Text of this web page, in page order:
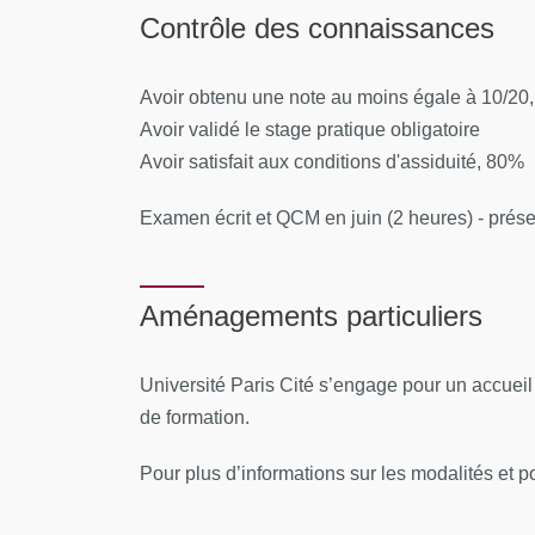
Analyser et interpréter les examens
cardiologie
Interpréter des images de coronarographie
Interpréter un compte rendu d’imagerie
Poser une voie veineuse centrale fémorale
Mettre en place et optimiser une ventilation
Réaliser une intubation orotrachéale en
Réaliser un massage cardiaque en cas d’arrêt
Diriger une réanimation cardiopulmonaire
CONTENUS PÉDAGOGIQUES
Module 1 :Insuffisance cardiaque aigue
Module 2 : Insuffisance cardiaque aigue
Module 5 :
Module 6 : Valvulopathies, Endocardites
Module 7 :Syndromes coronariens aigus
Module 9 :Thrombose et complications
Contrôle des connaissances
Avoir obtenu une note au moins égale à 10/
Avoir validé le stage pratique obligatoire
Avoir satisfait aux conditions d'assiduité, 80%
Examen écrit et QCM en juin (2 heures) -
Aménagements particuliers
Université Paris Cité s’engage pour un
de formation.
Pour plus d’informations sur les modalités et